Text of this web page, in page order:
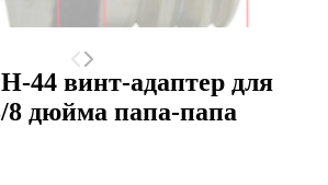
44 винт-адаптер для
дюйма папа-папа